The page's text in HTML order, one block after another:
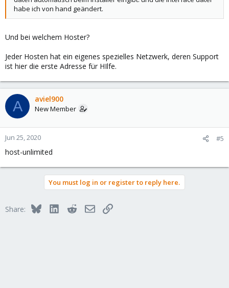
habe ich von hand geändert.
Und bei welchem Hoster?
Jeder Hosten hat ein eigenes spezielles Netzwerk, deren Support
ist hier die erste Adresse für HIlfe.
A aviel900
New Member
Jun 25, 2020 #5
host-unlimited
You must log in or register to reply here.
Share: BlueskyLinkedInRedditEmailLink